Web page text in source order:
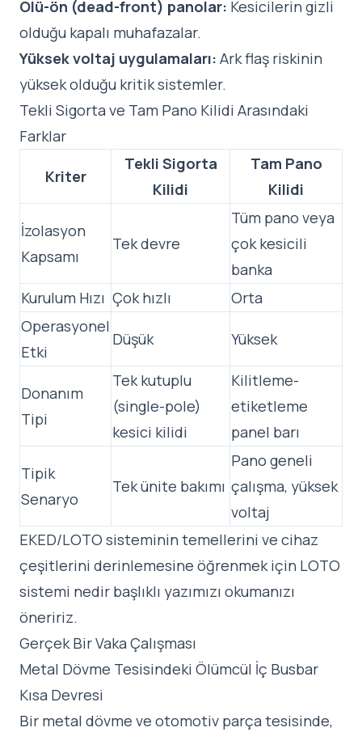
Ölü-ön (dead-front) panolar: Kesicilerin gizli
olduğu kapalı muhafazalar.
Yüksek voltaj uygulamaları: Ark flaş riskinin
yüksek olduğu kritik sistemler.
Tekli Sigorta ve Tam Pano Kilidi Arasındaki
Farklar
Kriter
Tekli Sigorta
Kilidi
Tam Pano
Kilidi
İzolasyon
Kapsamı
Tek devre
Tüm pano veya
çok kesicili
banka
Kurulum Hızı Çok hızlı
Orta
Operasyonel
Etki
Düşük Yüksek
Donanım
Tipi
Tek kutuplu
(single-pole)
kesici kilidi
Kilitleme-
etiketleme
panel barı
Tipik
Senaryo
Tek ünite bakımı
Pano geneli
çalışma, yüksek
voltaj
EKED/LOTO sisteminin temellerini ve cihaz
çeşitlerini derinlemesine öğrenmek için LOTO
sistemi nedir başlıklı yazımızı okumanızı
öneririz.
Gerçek Bir Vaka Çalışması
Metal Dövme Tesisindeki Ölümcül İç Busbar
Kısa Devresi
Bir metal dövme ve otomotiv parça tesisinde,